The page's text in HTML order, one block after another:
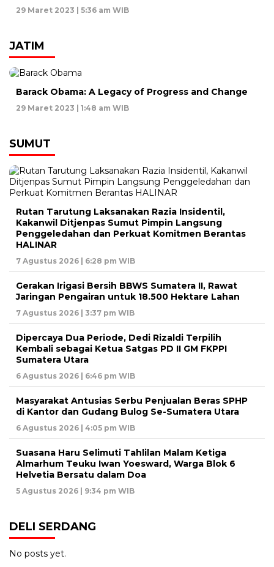
29 Maret 2023 | 5:36 am WIB
JATIM
Barack Obama: A Legacy of Progress and Change
29 Maret 2023 | 1:48 am WIB
SUMUT
Rutan Tarutung Laksanakan Razia Insidentil,
Kakanwil Ditjenpas Sumut Pimpin Langsung
Penggeledahan dan Perkuat Komitmen Berantas
HALINAR
7 Agustus 2026 | 6:28 pm WIB
Gerakan Irigasi Bersih BBWS Sumatera II, Rawat
Jaringan Pengairan untuk 18.500 Hektare Lahan
7 Agustus 2026 | 3:37 pm WIB
Dipercaya Dua Periode, Dedi Rizaldi Terpilih
Kembali sebagai Ketua Satgas PD II GM FKPPI
Sumatera Utara
6 Agustus 2026 | 6:46 pm WIB
Masyarakat Antusias Serbu Penjualan Beras SPHP
di Kantor dan Gudang Bulog Se-Sumatera Utara
6 Agustus 2026 | 4:05 pm WIB
Suasana Haru Selimuti Tahlilan Malam Ketiga
Almarhum Teuku Iwan Yoesward, Warga Blok 6
Helvetia Bersatu dalam Doa
5 Agustus 2026 | 9:34 pm WIB
DELI SERDANG
No posts yet.